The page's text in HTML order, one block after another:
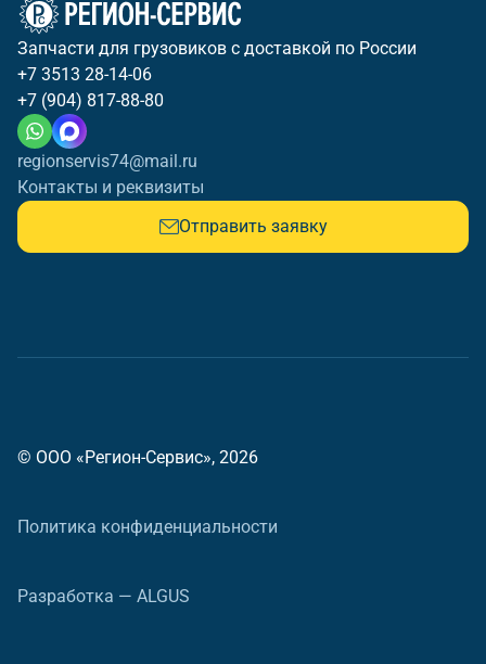
Запчасти для грузовиков с доставкой по России
+7 3513 28-14-06
+7 (904) 817-88-80
regionservis74@mail.ru
Контакты и реквизиты
Отправить заявку
© ООО «Регион-Сервис», 2026
Политика конфиденциальности
Разработка — ALGUS